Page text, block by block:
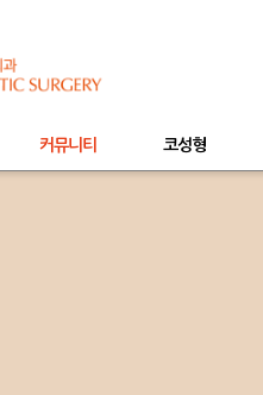
커뮤니티 코성형